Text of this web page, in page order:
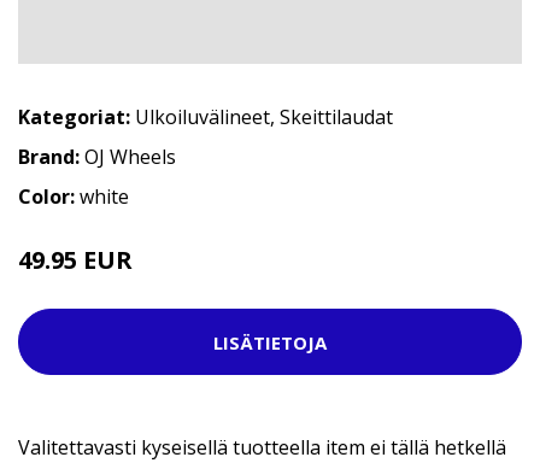
Kategoriat: Ulkoiluvälineet, Skeittilaudat
Brand:OJ Wheels
Color:white
49.95 EUR
LISÄTIETOJA
Valitettavasti kyseisellä tuotteella item ei tällä hetkellä